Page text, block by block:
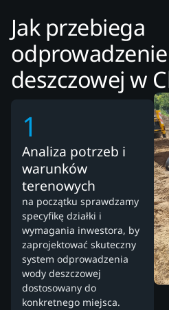
Jak przebiega
deszczowej w
1
Analiza potrzeb i
warunków
terenowych
na początku sprawdzamy
specyfikę działki i
wymagania inwestora, by
zaprojektować skuteczny
system odprowadzenia
wody deszczowej
dostosowany do
konkretnego miejsca.